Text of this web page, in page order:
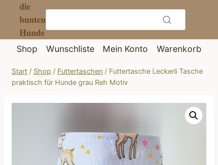
Inhalt
springen
die
bunten
Hunde
Shop Wunschliste Mein Konto Warenkorb
Start / Shop / Futtertaschen / Futtertasche Leckerli Tasche
praktisch für Hunde grau Reh Motiv